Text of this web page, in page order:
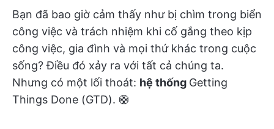
Bạn đã bao giờ cảm thấy như bị chìm trong biển
công việc và trách nhiệm khi cố gắng theo kịp
công việc, gia đình và mọi thứ khác trong cuộc
sống? Điều đó xảy ra với tất cả chúng ta.
Nhưng có một lối thoát: hệ thống Getting
Things Done (GTD). 🛟